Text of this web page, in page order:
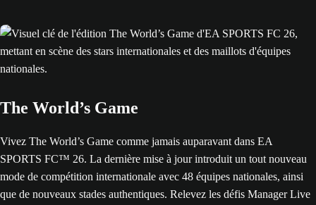
The World’s Game
Vivez The World’s Game comme jamais auparavant dans EA
SPORTS FC™ 26. La dernière mise à jour introduit un tout nouveau
mode de compétition internationale avec 48 équipes nationales, ainsi
que de nouveaux stades authentiques. Relevez les défis Manager Live